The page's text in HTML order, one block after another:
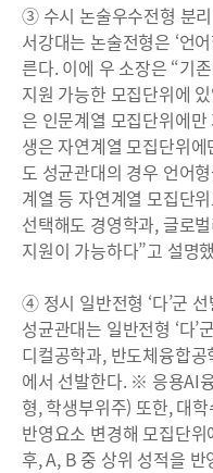
③ 수시 논술우수전형 분
서강대는 논술전형은 ‘언
른다. 이에 우 소장은 “기
지원 가능한 모집단위에
은 인문계열 모집단위에
생은 자연계열 모집단위
도 성균관대의 경우 언어
계열 등 자연계열 모집단
선택해도 경영학과, 글로
지원이 가능하다”고 설명
④ 정시 일반전형 ‘다’군
성균관대는 일반전형 ‘다
디컬공학과, 반도체융합
에서 선발한다. ※ 응용AI
형, 학생부위주) 또한, 대
반영요소 변경해 모집단
후, A, B 중 상위 성적을 반